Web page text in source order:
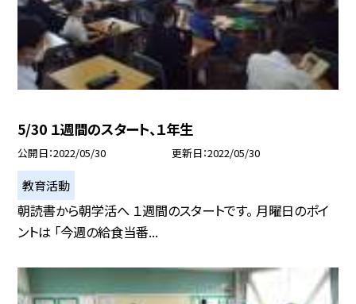
5/30 １週間のスタート、１年生
公開日 2022/05/30 更新日 2022/05/30
教育活動
朝読書から朝学活へ １週間のスタートです。 月曜日のポイ
ントは 「今週の給食当番...